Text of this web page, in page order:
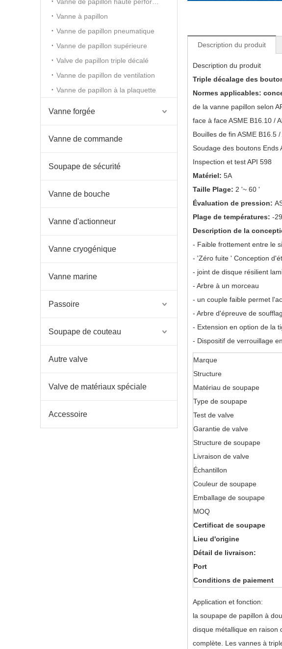
Vanne à papillon
Vanne de papillon pneumatique
Vanne de papillon supérieure
Valve de papillon triple décalé
Vanne de papillon de ventilation
Vanne de papillon à la plaquette
Vanne forgée
Vanne de commande
Soupape de sécurité
Vanne de bouche
Vanne d'actionneur
Vanne cryogénique
Vanne marine
Passoire
Soupape de couteau
Autre valve
Valve de matériaux spéciale
Accessoire
Description du produit
Description du produit
Triple décalage des
Normes applicables:
de la vanne papillon selon
face à face ASME B16.10 /
Bouilles de fin ASME B16.5
Soudage des boutons Ends
Inspection et test API 598
Matériel: 5A
Taille Plage: 2 '~ 60 '
Évaluation de pression:
Plage de températures: -
Description de la
- Faible frottement entre le
- 'Zéro fuite ' Conception
- joint de disque résilient
- Arbre à un morceau
- un couple faible permet
- Arbre d'épreuve de
- Extension en option de la
- Dispositif de verrouillage
Marque
Structure
Matériau de soupape
Type de soupape
Test de valve
Garantie de valve
Structure de soupape
Livraison de valve
Échantillon
Couleur de soupape
Emballage de soupape
MOQ
Certificat de soupape
Lieu d'origine
Détail de livraison:
Port
Conditions de paiement
Application et fonction:
la soupape de papillon à
disque métallique en raison
complète. Les vannes à